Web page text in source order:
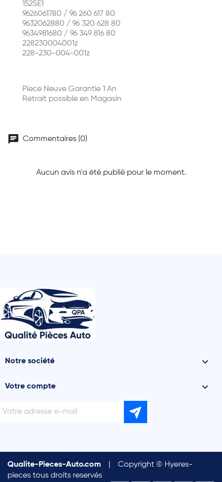
1525E1
9626061780 / 96 260 617 80
9632062880 / 96 320 628 80
9634981680 / 96 349 816 80
228230004001z
228-230-004-001z
Piece Neuve Garantie 1 An
Retrait possible en Magasin
chat Commentaires (0)
Aucun avis n'a été publié pour le moment.
Notre société 
Votre compte 
Qualite-Pieces-Auto.com
Copyright © Hyeres-
pieces tous droits reservés